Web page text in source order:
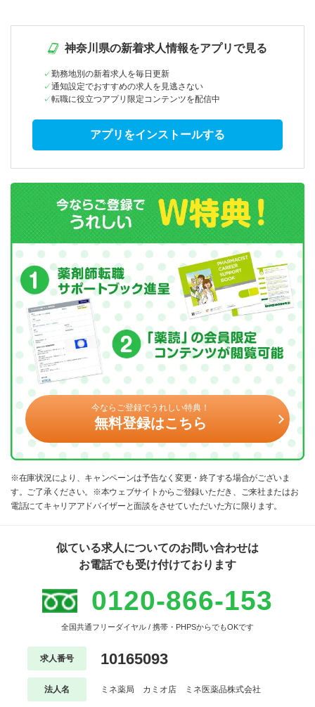
神奈川県の新着求人情報をアプリで見る
勤務地別の新着求人を毎日更新
通知設定でおすすめの求人を見逃さない
転職に役立つアプリ限定コンテンツを配信中
アプリをインストールする
今ならご登録でうれしい特典！
無料登録はこちら
※在庫状況により、キャンペーンは予告なく変更・終了する場合がございま
す。ご了承ください。※本ウェブサイトからご登録いただき、ご来社またはお
電話にてキャリアアドバイザーと面談をさせていただいた方に限ります。
似ている求人についてのお問い合わせは
お電話でも受け付けております
0120-866-153
全国共通フリーダイヤル / 携帯・PHPSからでもOKです
求人番号 10165093
法人名 ミネ薬局 カミオ店 ミネ医薬品株式会社